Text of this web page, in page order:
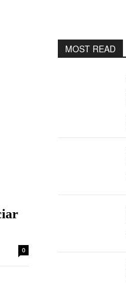
0
MOST READ